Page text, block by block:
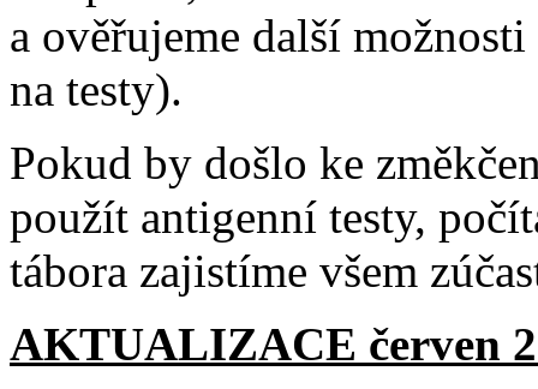
a ověřujeme další
na testy).
Pokud by došlo ke
použít antigenní testy,
tábora zajistíme všem
AKTUALIZACE červen